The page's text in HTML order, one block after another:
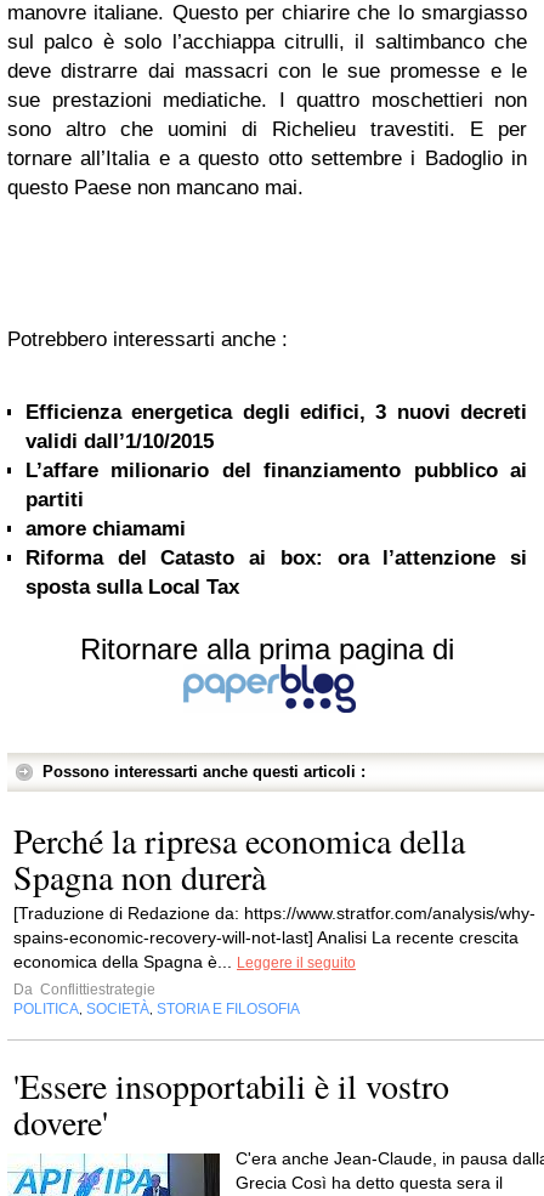
manovre italiane. Questo per chiarire che lo smargiasso
sul palco è solo l’acchiappa citrulli, il saltimbanco che
deve distrarre dai massacri con le sue promesse e le
sue prestazioni mediatiche. I quattro moschettieri non
sono altro che uomini di Richelieu travestiti. E per
tornare all’Italia e a questo otto settembre i Badoglio in
questo Paese non mancano mai.
Potrebbero interessarti anche :
Efficienza energetica degli edifici, 3 nuovi decreti
validi dall’1/10/2015
L’affare milionario del finanziamento pubblico ai
partiti
amore chiamami
Riforma del Catasto ai box: ora l’attenzione si
sposta sulla Local Tax
Ritornare alla prima pagina di
Possono interessarti anche questi articoli :
Perché la ripresa economica della
Spagna non durerà
[Traduzione di Redazione da: https://www.stratfor.com/analysis/why-
spains-economic-recovery-will-not-last] Analisi La recente crescita
economica della Spagna è...
Leggere il seguito
Da Conflittiestrategie
POLITICA SOCIETÀ STORIA E FILOSOFIA
'Essere insopportabili è il vostro
dovere'
C'era anche Jean-Claude, in pausa
Grecia Così ha detto questa sera il